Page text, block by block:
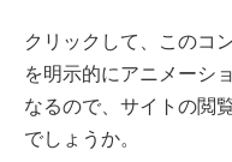
クリックして、このコ
を明示的にアニメーシ
なるので、サイトの閲
でしょうか。